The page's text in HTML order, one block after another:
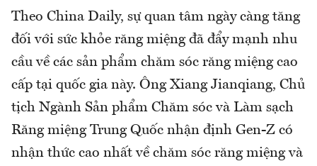
Theo China Daily, sự quan tâm ngày càng tăng
đối với sức khỏe răng miệng đã đẩy mạnh nhu
cầu về các sản phẩm chăm sóc răng miệng cao
cấp tại quốc gia này. Ông Xiang Jianqiang, Chủ
tịch Ngành Sản phẩm Chăm sóc và Làm sạch
Răng miệng Trung Quốc nhận định Gen-Z có
nhận thức cao nhất về chăm sóc răng miệng và